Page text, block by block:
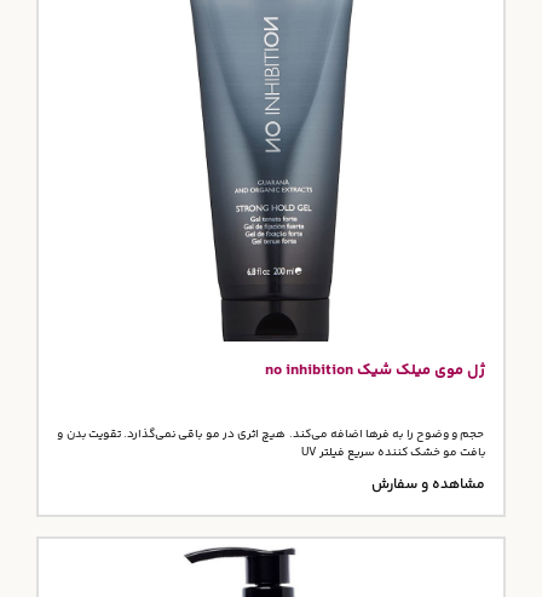
ژل موی میلک شیک no inhibition
حجم و وضوح را به فرها اضافه می‌کند. هیچ اثری در مو باقی نمی‌گذارد. تقویت بدن و
بافت مو خشک کننده سریع فیلتر UV
مشاهده و سفارش